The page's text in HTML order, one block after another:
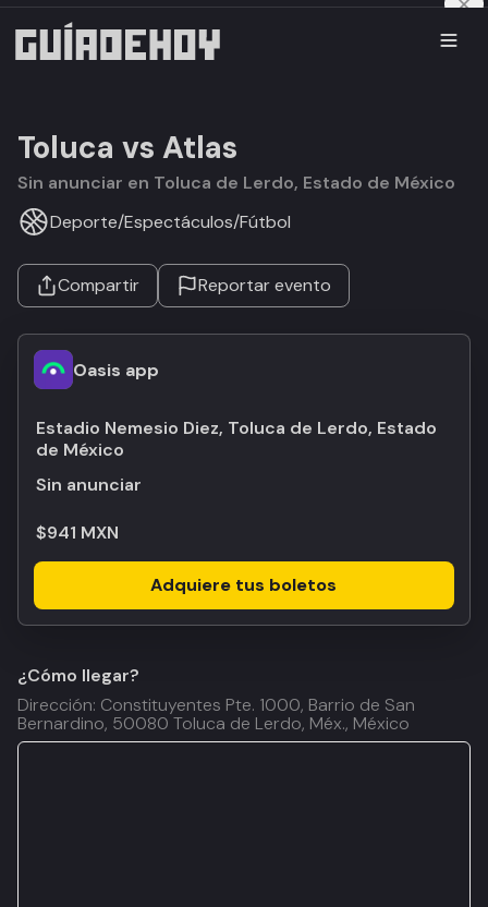
Toluca vs Atlas
Sin anunciar en Toluca de Lerdo, Estado de México
Deporte/Espectáculos/Fútbol
Compartir Reportar evento
Oasis app
Estadio Nemesio Diez, Toluca de Lerdo, Estado
de México
Sin anunciar
$941 MXN
Adquiere tus boletos
¿Cómo llegar?
Dirección: Constituyentes Pte. 1000, Barrio de San
Bernardino, 50080 Toluca de Lerdo, Méx., México